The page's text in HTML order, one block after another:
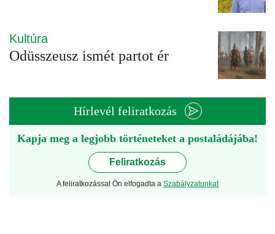
Kultúra
Odüsszeusz ismét partot ér
Hírlevél feliratkozás
Kapja meg a legjobb történeteket a postaládájába!
Feliratkozás
A feliratkozással Ön elfogadta a Szabályzatunkat